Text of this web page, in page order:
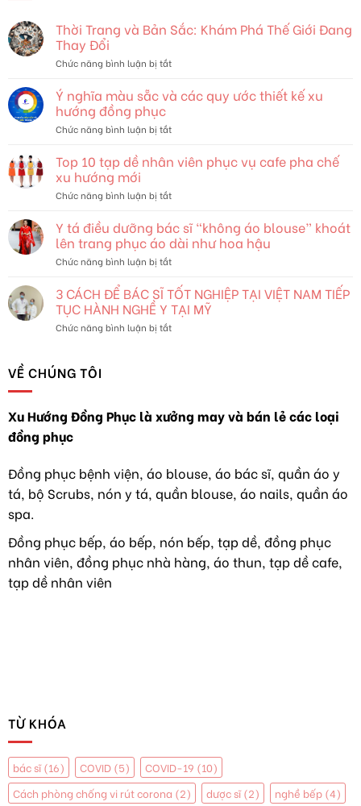
Thời Trang và Bản Sắc: Khám Phá Thế Giới Đang
Thay Đổi
Chức năng bình luận bị tắtở
Trang
và
Sắc:
Phá
Đang
Đổi
Ý nghĩa màu sẵc và các quy ước thiết kế xu
hướng đồng phục
Chức năng bình luận bị tắtở
nghĩa
màu
và
quy
ước
thiết
kế
hướng
đồng
phục
Top 10 tạp dề nhân viên phục vụ cafe pha chế
xu hướng mới
Chức năng bình luận bị tắtở
tạp
dề
nhân
phục
vụ
cafe
pha
Y tá điều dưỡng bác sĩ “không áo blouse” khoát
lên trang phục áo dài như hoa hậu
Chức năng bình luận bị tắtở
tá
điều
dưỡng
bác
lên
trang
như
hoa
3 CÁCH ĐỂ BÁC SĨ TỐT NGHIỆP TẠI VIỆT NAM TIẾP
TỤC HÀNH NGHỀ Y TẠI MỸ
Chức năng bình luận bị tắtở
TỐT
NGHIỆP
TIẾP
TỤC
TẠI
MỸ
VỀ CHÚNG TÔI
Xu Hướng Đồng Phục là xưởng may và bán lẻ các loại
đồng phục
Đồng phục bệnh viện, áo blouse, áo bác sĩ, quần áo y
tá, bộ Scrubs, nón y tá, quần blouse, áo nails, quần áo
spa.
Đồng phục bếp, áo bếp, nón bếp, tạp dề, đồng phục
nhân viên, đồng phục nhà hàng, áo thun, tạp dề cafe,
tạp dề nhân viên
TỪ KHÓA
bác sĩ(16) COVID (5) COVID-19 (10)
Cách phòng chống vi rút corona (2) dược sĩ(2) nghề bếp (4)